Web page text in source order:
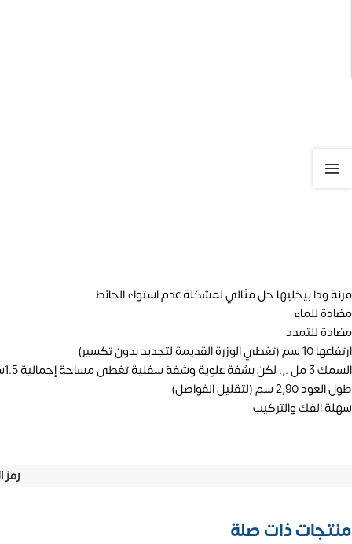
مرنة ودا بيخليها حل مثالي لمشكلة عدم استواء الحائط
مضادة للماء
مضادة للتمدد
ارتفاعها 10 سم (تغطي الوزرة القديمة لتجديد بدون تكسير)
السمك 3 مل .,. لكن بشفة علوية وشفة سفلية تغطى مساحة إجمالية 1.5سم
طول العود 2,90 سم (لتقليل الفواصل)
سهلة الفك والتركيب
رمز
منتجات ذات صلة